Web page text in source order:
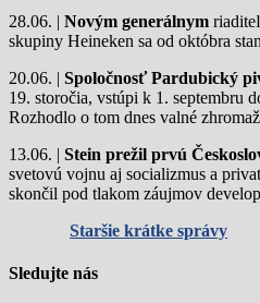
28.06. | Novým generálnym
skupiny Heineken sa od októbra
20.06. | Spoločnosť Pardubický
19. storočia, vstúpi k 1. septembru
Rozhodlo o tom dnes valné
13.06. | Stein prežil prvú
svetovú vojnu aj socializmus a
skončil pod tlakom záujmov
Staršie krátke správy
Sledujte nás